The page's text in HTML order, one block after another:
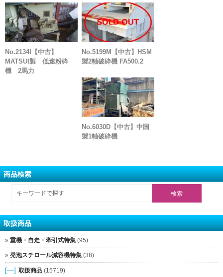
No.2134I【中古】
MATSUI製 低速粉砕
機 2馬力
No.5199M【中古】HSM
製2軸破砕機 FA500.2
No.6030D【中古】中国
製1軸破砕機
商品検索
取扱商品
重機・自走・牽引式特集 (95)
発泡スチロール減容機特集 (38)
[—] 取扱商品 (15719)